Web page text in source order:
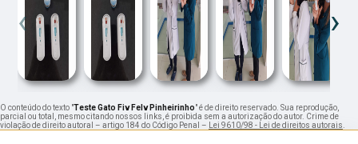
‹ ›
O conteúdo do texto "Teste Gato Fiv Felv Pinheirinho" é de direito reservado. Sua reprodução,
parcial ou total, mesmo citando nossos links, é proibida sem a autorização do autor. Crime de
violação de direito autoral – artigo 184 do Código Penal – Lei 9610/98 - Lei de direitos autorais.